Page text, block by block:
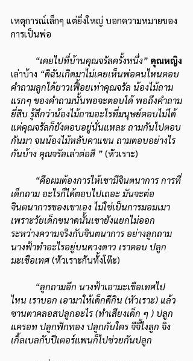
เหตุการณ์เล็กๆ แต่ยิ่งใหญ่ บอกความหมายของ
การเป็นพ่อ
“เคยไปที่บ้านคุณจรัลครั้งหนึ่ง” คุณหญิง
เล่าบ้าง “ดิฉันเกิดมาไม่เคยเห็นพ่อคนไหนตอบ
คำถามลูกได้ยาวเฟื้อยเท่าคุณจรัล น้องไม้ถาม
แรกๆ ของคำถามนั้นพอจะตอบได้ พอถึงคำถาม
ยี่สิบ รู้สึกว่าน้องไม้ถามอะไรที่มนุษย์ตอบไม่ได้
แต่คุณจรัลก็ยังตอบอยู่นั่นแหละ ถามกันไปตอบ
กันมา จนน้องไม้หลับคาแขน ถามตอบอย่างไร
กันบ้าง คุณจรัลเล่าต่อสิ ” (หัวเราะ)
“คือผมต้องการให้เขามีจินตนาการ การที่
เด็กถาม อะไรก็ได้ตอบไปเถอะ มันจะต่อ
จินตนาการของเขาเอง ไม่ใช่เป็นการมอมเมา
เพราะวัยเด็กขนาดนั้นเขายังแยกไม่ออก
ระหว่างความจริงกับจินตนาการ อย่างลูกถาม
นางฟ้าทำอะไรอยู่บนดวงดาว เราตอบ ปลูก
มะเขือเทศ (หัวเราะกันทั้งโต๊ะ)
“ลูกถามอีก นางฟ้าเอามะเขือเทศไป
ไหน เราบอก เอามาให้เด็กดีกิน (หัวเราะ) แล้ว
ซานตาคลอสปลูกอะไร (ทำเสียงเด็ก ๆ ) ปลูก
แครอท ปลูกฟักทอง ปลูกกับใคร จีจี้ไงลูก จิง
เกิ้ลเบลกับปีเตอร์แพนก็ไปช่วยกันปลูก